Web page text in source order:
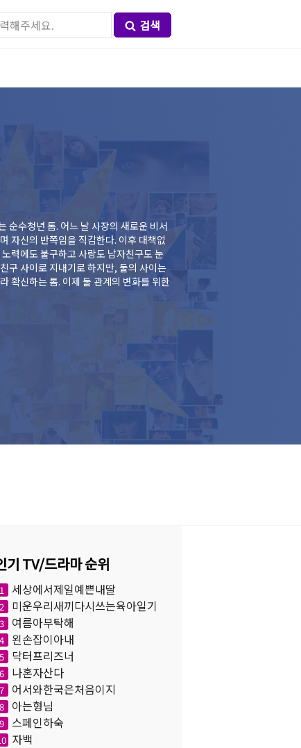
검색
순수청년 톰. 어느 날 사장의 새로운 비서
자신의 반쪽임을 직감한다. 이후 대책없
력에도 불구하고 사랑도 남자친구도 눈
구 사이로 지내기로 하지만, 둘의 사이는
확신하는 톰. 이제 둘 관계의 변화를 위한
기 TV/드라마 순위
1 세상에서제일예쁜내딸
2 미운우리새끼다시쓰는육아일기
3 여름아부탁해
4 왼손잡이아내
5 닥터프리즈너
6 나혼자산다
7 어서와한국은처음이지
8 아는형님
9 스페인하숙
자백